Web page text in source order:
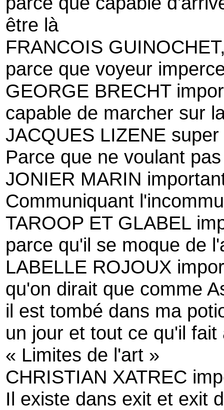
être là
FRANCOIS
parce que voyeur
GEORGE BRECHT
capable de marcher sur
JACQUES LIZENE
Parce que ne voulant
JONIER MARIN
Communiquant
TAROOP ET GLABEL
parce qu'il se moque de
LABELLE ROJOUX
qu'on dirait que comme
il est tombé dans ma
un jour et tout ce qu'il
« Limites de l'art »
CHRISTIAN XATREC
Il existe dans exit et exit